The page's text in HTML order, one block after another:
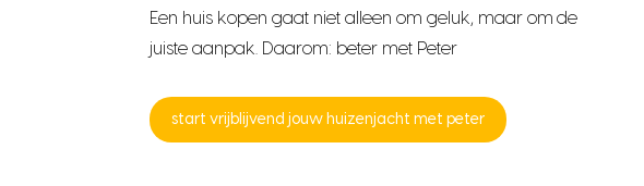
Een huis kopen gaat niet alleen om geluk, maar om de
juiste aanpak. Daarom: beter met Peter
start vrijblijvend jouw huizenjacht met peter